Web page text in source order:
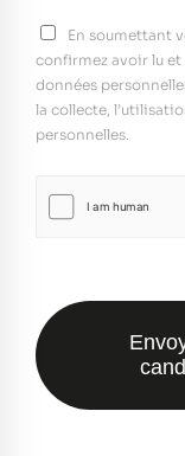
En soumettant
confirmez avoir lu
données
la collecte,
personnelles.